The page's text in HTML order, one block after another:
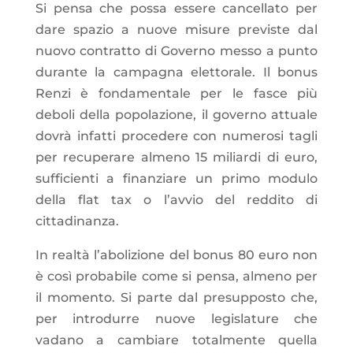
Si pensa che possa essere cancellato per
dare spazio a nuove misure previste dal
nuovo contratto di Governo messo a punto
durante la campagna elettorale. Il bonus
Renzi è fondamentale per le fasce più
deboli della popolazione, il governo attuale
dovrà infatti procedere con numerosi tagli
per recuperare almeno 15 miliardi di euro,
sufficienti a finanziare un primo modulo
della flat tax o l’avvio del reddito di
cittadinanza.
In realtà l’abolizione del bonus 80 euro non
è così probabile come si pensa, almeno per
il momento. Si parte dal presupposto che,
per introdurre nuove legislature che
vadano a cambiare totalmente quella